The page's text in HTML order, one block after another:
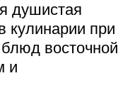
душистая
кулинарии при
восточной
и